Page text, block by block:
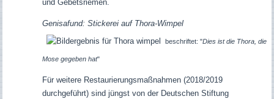
und Gebetsriemen.
Genisafund: Stickerei auf Thora-Wimpel
beschriftet: "Dies ist die Thora, die
Mose gegeben hat"
Für weitere Restaurierungsmaßnahmen (2018/2019
durchgeführt) sind jüngst von der Deutschen Stiftung